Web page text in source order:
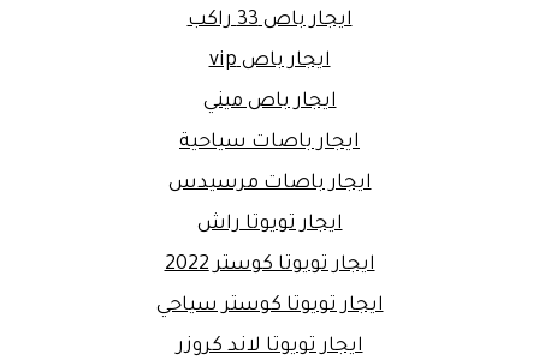
ايجار باص 33 راكب
ايجار باص vip
ايجار باص ميني
ايجار باصات سياحية
ايجار باصات مرسيدس
ايجار تويوتا راش
ايجار تويوتا كوستر 2022
ايجار تويوتا كوستر سياحي
ايجار تويوتا لاند كروزر